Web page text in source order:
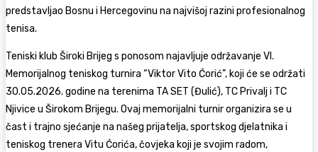
predstavljao Bosnu i Hercegovinu na najvišoj razini profesionalnog
tenisa.
Teniski klub Široki Brijeg s ponosom najavljuje održavanje VI.
Memorijalnog teniskog turnira “Viktor Vito Ćorić”, koji će se održati
30.05.2026. godine na terenima TA SET (Đulić), TC Privalj i TC
Njivice u Širokom Brijegu. Ovaj memorijalni turnir organizira se u
čast i trajno sjećanje na našeg prijatelja, sportskog djelatnika i
teniskog trenera Vitu Ćorića, čovjeka koji je svojim radom,